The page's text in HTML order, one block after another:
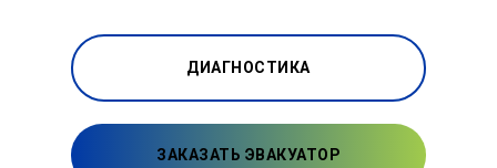
ДИАГНОСТИКА
ЗАКАЗАТЬ ЭВАКУАТОР